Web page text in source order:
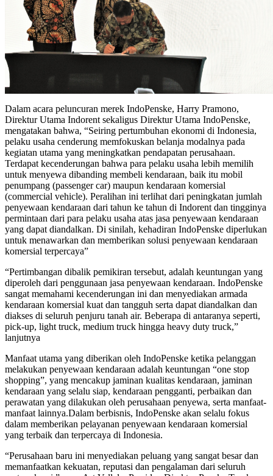
Dalam acara peluncuran merek IndoPenske, Harry Pramono,
Direktur Utama Indorent sekaligus Direktur Utama IndoPenske,
mengatakan bahwa, “Seiring pertumbuhan ekonomi di Indonesia,
pelaku usaha cenderung memfokuskan belanja modalnya pada
kegiatan utama yang meningkatkan pendapatan perusahaan.
Terdapat kecenderungan bahwa para pelaku usaha lebih memilih
untuk menyewa dibanding membeli kendaraan, baik itu mobil
penumpang (passenger car) maupun kendaraan komersial
(commercial vehicle). Peralihan ini terlihat dari peningkatan jumlah
penyewaan kendaraan dari tahun ke tahun di Indorent dan tingginya
permintaan dari para pelaku usaha atas jasa penyewaan kendaraan
yang dapat diandalkan. Di sinilah, kehadiran IndoPenske diperlukan
untuk menawarkan dan memberikan solusi penyewaan kendaraan
komersial terpercaya”
“Pertimbangan dibalik pemikiran tersebut, adalah keuntungan yang
diperoleh dari penggunaan jasa penyewaan kendaraan. IndoPenske
sangat memahami kecenderungan ini dan menyediakan armada
kendaraan komersial kuat dan tangguh serta dapat diandalkan dan
diakses di seluruh penjuru tanah air. Beberapa di antaranya seperti,
pick-up, light truck, medium truck hingga heavy duty truck,”
lanjutnya
Manfaat utama yang diberikan oleh IndoPenske ketika pelanggan
melakukan penyewaan kendaraan adalah keuntungan “one stop
shopping”, yang mencakup jaminan kualitas kendaraan, jaminan
kendaraan yang selalu siap, kendaraan pengganti, perbaikan dan
perawatan yang dilakukan oleh perusahaan penyewa, serta manfaat-
manfaat lainnya.Dalam berbisnis, IndoPenske akan selalu fokus
dalam memberikan pelayanan penyewaan kendaraan komersial
yang terbaik dan terpercaya di Indonesia.
“Perusahaan baru ini menyediakan peluang yang sangat besar dan
memanfaatkan kekuatan, reputasi dan pengalaman dari seluruh